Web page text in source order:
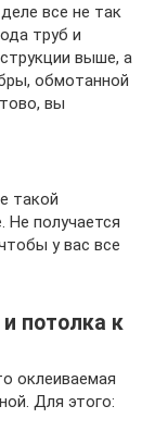
все не так
труб и
выше, а
обмотанной
вы
такой
Не получается
у вас все
потолка к
оклеиваемая
Для этого: